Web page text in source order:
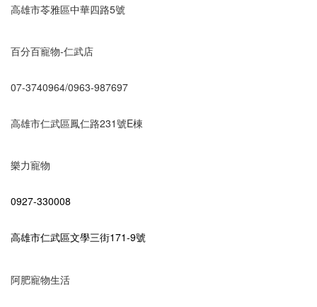
高雄市苓雅區中華四路5號
百分百寵物-仁武店
07-3740964/0963-987697
高雄市仁武區鳳仁路231號E棟
樂力寵物
0927-330008
高雄市仁武區文學三街171-9號
阿肥寵物生活